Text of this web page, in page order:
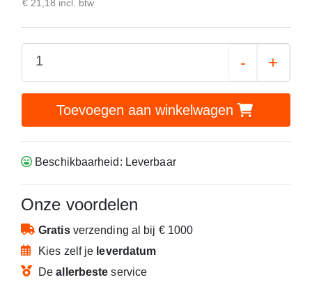
€ 21,18 incl. btw
- +
Toevoegen aan winkelwagen
Beschikbaarheid: Leverbaar
Onze voordelen
Gratisverzending al bij € 1000
Kies zelf je leverdatum
Deallerbeste service